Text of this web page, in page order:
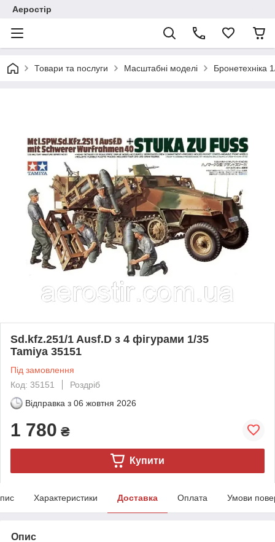
Аеростір
Товари та послуги Масштабні моделі Бронетехніка
Sd.kfz.251/1 Ausf.D з 4 фігурами 1/35
Tamiya 35151
Під замовлення
Код: 35151
Роздріб
Відправка з 06 жовтня 2026
1 780 ₴
Купити
Характеристики Доставка Оплата Умови
Опис